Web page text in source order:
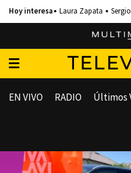
Laura Zapata
EN VIVO RADIO Últimos